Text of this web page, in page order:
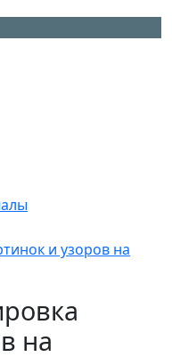
и узоров на
на